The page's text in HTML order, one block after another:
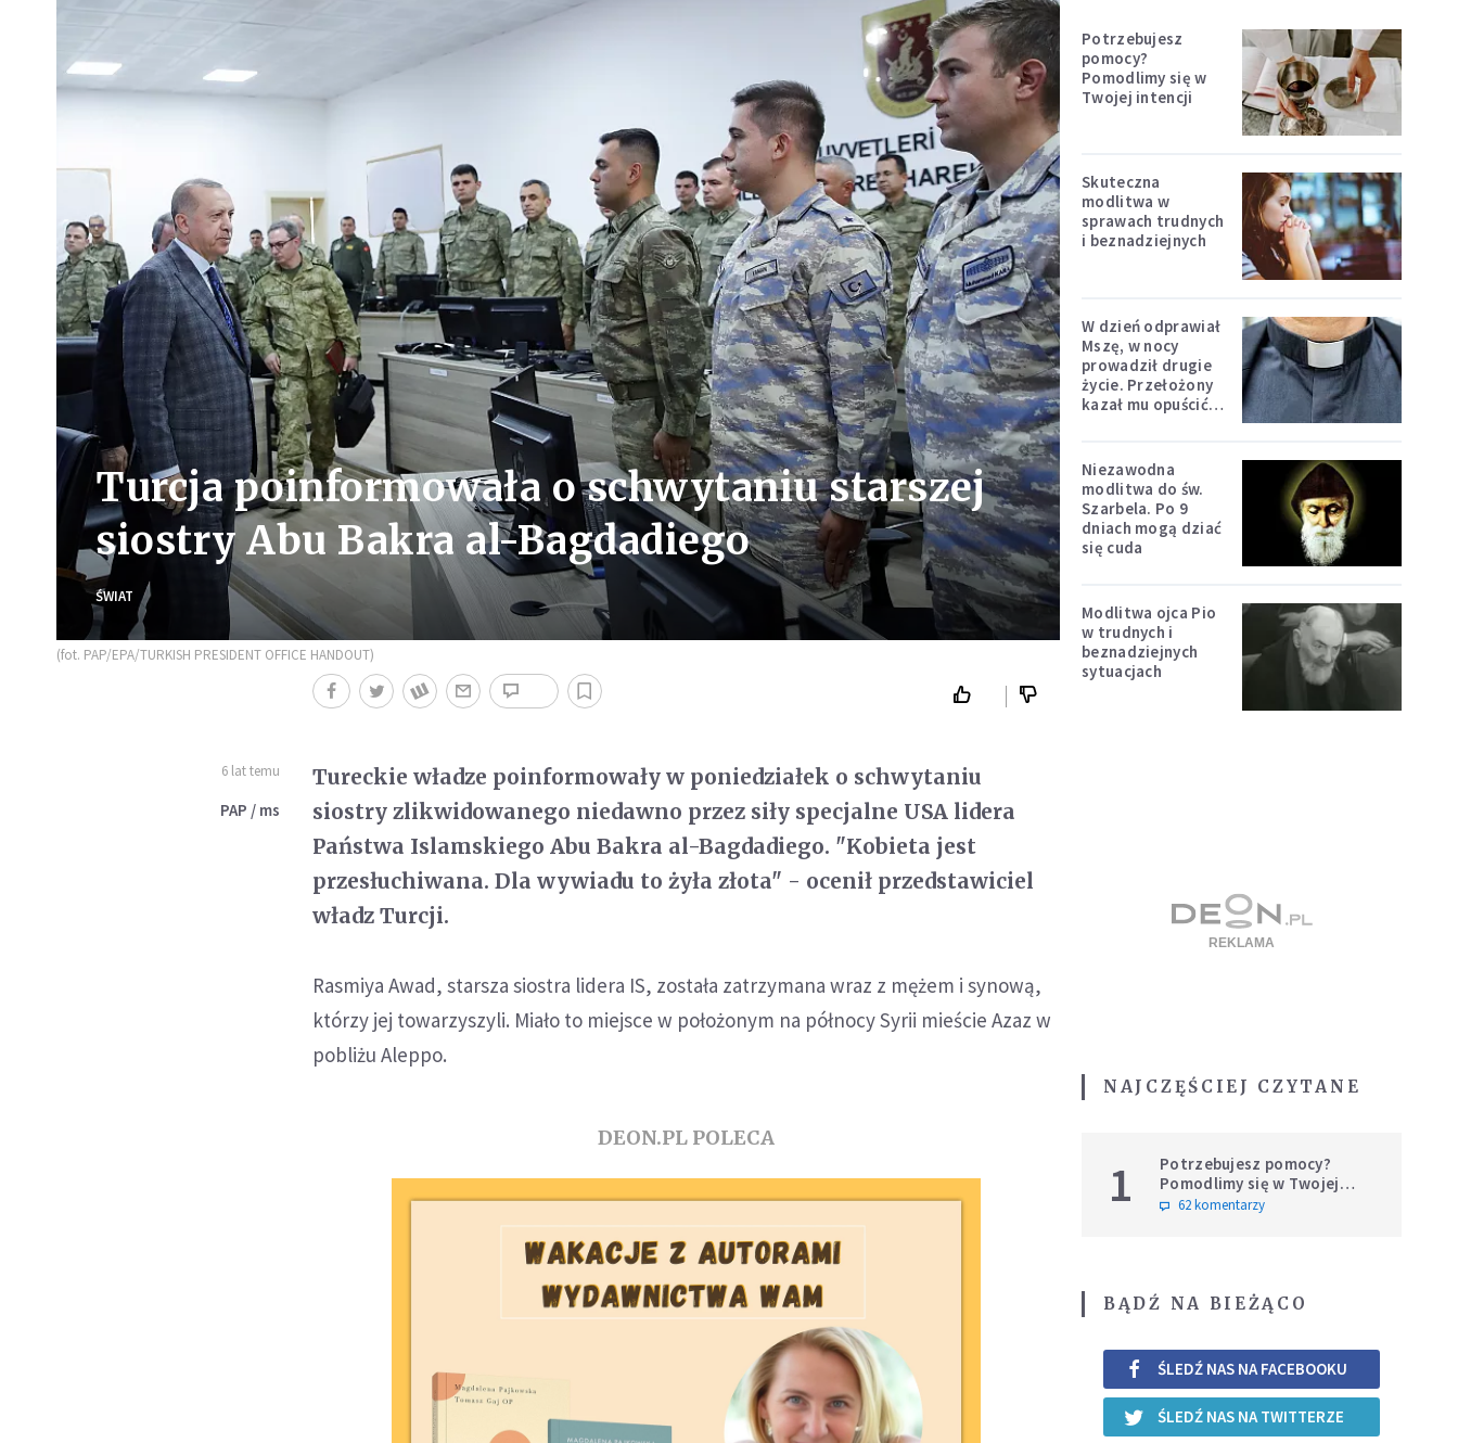
Turcja poinformowała o schwytaniu starszej
siostry Abu Bakra al-Bagdadiego
ŚWIAT
(fot. PAP/EPA/TURKISH PRESIDENT OFFICE HANDOUT)
6 lat temu
PAP / ms
Tureckie władze poinformowały w poniedziałek o schwytaniu
siostry zlikwidowanego niedawno przez siły specjalne USA lidera
Państwa Islamskiego Abu Bakra al-Bagdadiego. "Kobieta jest
przesłuchiwana. Dla wywiadu to żyła złota" - ocenił przedstawiciel
władz Turcji.
Rasmiya Awad, starsza siostra lidera IS, została zatrzymana wraz z mężem i synową,
którzy jej towarzyszyli. Miało to miejsce w położonym na północy Syrii mieście Azaz w
pobliżu Aleppo.
DEON.PL POLECA
Potrzebujesz
pomocy?
Pomodlimy się w
Twojej intencji
Skuteczna
modlitwa w
sprawach trudnych
i beznadziejnych
W dzień odprawiał
Mszę, w nocy
prowadził drugie
życie. Przełożony
kazał mu opuścić
Niezawodna
modlitwa do św.
Szarbela. Po 9
dniach mogą dziać
się cuda
Modlitwa ojca Pio
w trudnych i
beznadziejnych
sytuacjach
NAJCZĘŚCIEJ CZYTANE
1
Potrzebujesz pomocy?
Pomodlimy się w Twojej
intencji
62 komentarzy
BĄDŹ NA BIEŻĄCO
ŚLEDŹ NAS NA FACEBOOKU
ŚLEDŹ NAS NA TWITTERZE